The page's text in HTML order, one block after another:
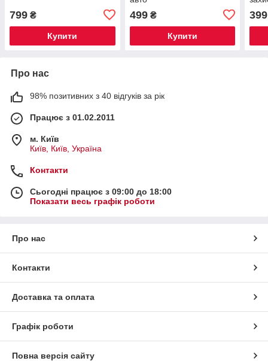
799 ₴
Купити
499₴
Купити
399
Про нас
98% позитивних з 40 відгуків за рік
Працює з 01.02.2011
м. Київ
Київ, Київ, Україна
Контакти
Сьогодні працює з 09:00 до 18:00
Показати весь графік роботи
Про нас
Контакти
Доставка та оплата
Графік роботи
Повна версія сайту